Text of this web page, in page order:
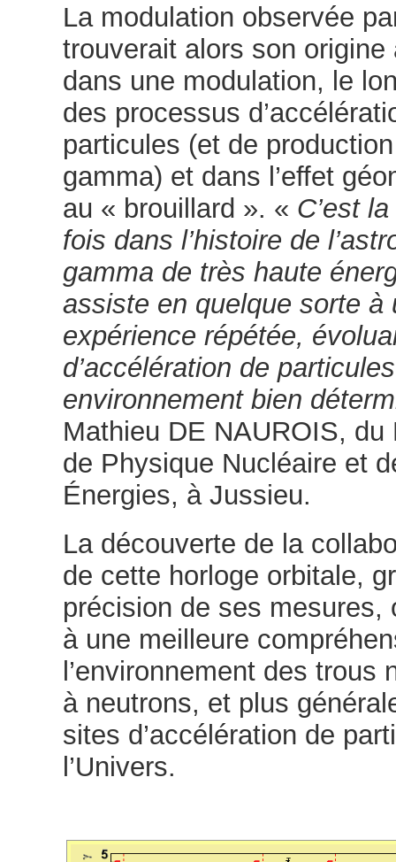
La modulation observée
trouverait alors son origine
dans une modulation, le
des processus
particules (et de
gamma) et dans l’effet
au « brouillard ». « C’est
fois dans l’histoire de
gamma de très haute
assiste en quelque sorte à
expérience répétée,
d’accélération de
environnement bien
Mathieu DE NAUROIS, du
de Physique Nucléaire et
Énergies, à Jussieu.
La découverte de la
de cette horloge orbitale,
précision de ses mesures,
à une meilleure
l’environnement des trous
à neutrons, et plus
sites d’accélération de
l’Univers.